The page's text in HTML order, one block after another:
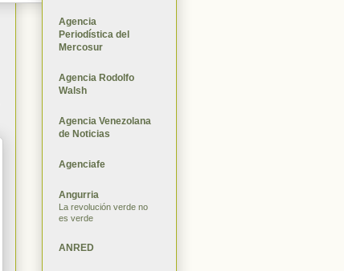
Agencia
Periodística del
Mercosur
Agencia Rodolfo
Walsh
Agencia Venezolana
de Noticias
Agenciafe
Angurria
La revolución verde no
es verde
ANRED